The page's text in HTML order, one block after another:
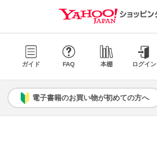
ガイド FAQ 本棚 ログイン
電子書籍のお買い物が初めての方へ